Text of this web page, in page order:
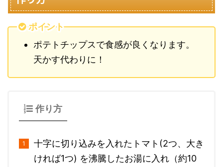
ポイント
ポテトチップスで食感が良くなります。
天かす代わりに！
作り方
十字に切り込みを入れたトマト(2つ、大き
ければ1つ) を沸騰したお湯に入れ（約10